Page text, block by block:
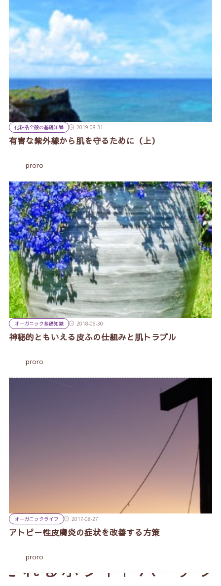
化粧品全般の基礎知識 2019-08-31
有害な紫外線から肌を守るために（上）
proro
オーガニック基礎知識 2018-06-30
神秘的ともいえる皮ふの仕組みと肌トラブル
proro
オーガニックライフ 2017-08-27
アトピー性皮膚炎の症状を改善する方策
proro